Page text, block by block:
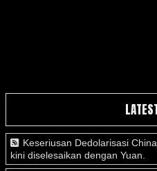
Keseriusan Dedolarisasi
kini diselesaikan dengan Yuan.